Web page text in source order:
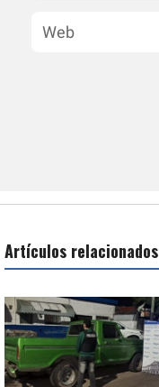
Artículos relacionados